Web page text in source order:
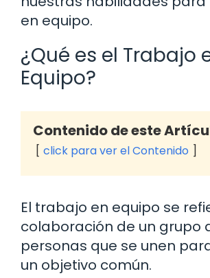
en equipo.
¿Qué es el Trabajo
Equipo?
Contenido de este
click para ver el Contenido
El trabajo en equipo se
colaboración de un grupo
personas que se unen
un objetivo común.